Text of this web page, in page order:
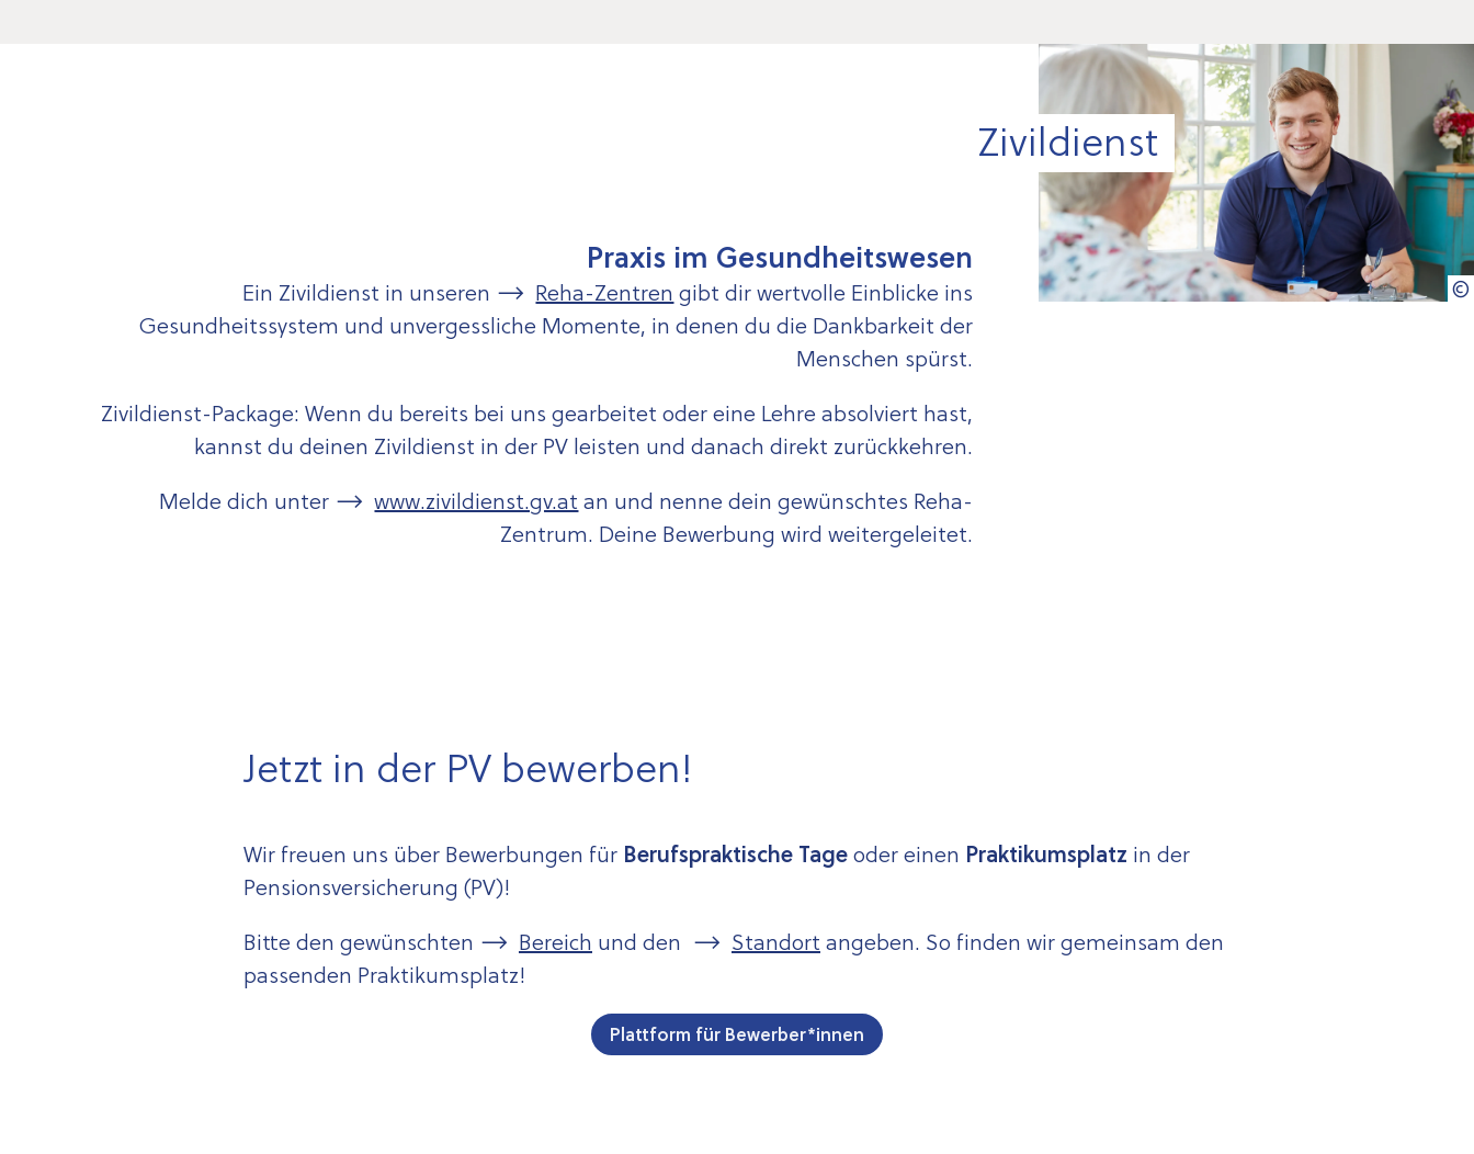
Zivildienst
Praxis im Gesundheitswesen
Ein Zivildienst in unseren Reha-Zentren gibt dir wertvolle Einblicke ins
Gesundheitssystem und unvergessliche Momente, in denen du die Dankbarkeit der
Menschen spürst.
Zivildienst-Package: Wenn du bereits bei uns gearbeitet oder eine Lehre absolviert hast,
kannst du deinen Zivildienst in der PV leisten und danach direkt zurückkehren.
Melde dich unter
www.zivildienst.gv.at an und nenne dein gewünschtes Reha-
Zentrum. Deine Bewerbung wird weitergeleitet.
Jetzt in der PV bewerben!
Wir freuen uns über Bewerbungen für Berufspraktische Tageoder einen Praktikumsplatz in der
Pensionsversicherung (PV)!
Bitte den gewünschten
Bereich und den Standort angeben. So finden wir gemeinsam den
passenden Praktikumsplatz!
Plattform für Bewerber*innen